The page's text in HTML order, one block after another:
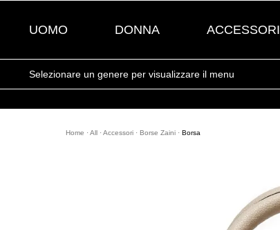
UOMO DONNA ACCESSORI
Selezionare un genere per visualizzare il menu
Home · All · Accessori · Borse Zaini · Borsa